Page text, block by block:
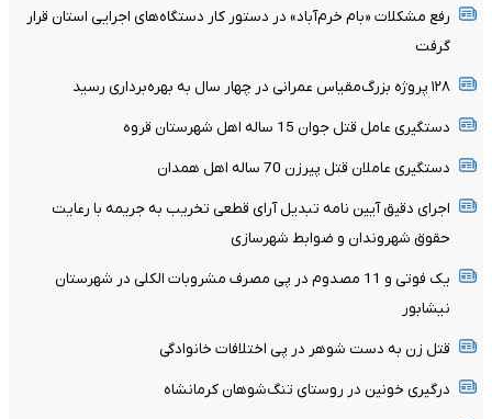
رفع مشکلات «بام خرم‌آباد» در دستور کار دستگاه‌های اجرایی استان قرار
گرفت
۱۲۸ پروژه بزرگ‌مقیاس عمرانی در چهار سال به بهره‌برداری رسید
دستگیری عامل قتل جوان 15 ساله اهل شهرستان قروه
دستگیری عاملان قتل پیرزن 70 ساله اهل همدان
اجرای دقیق آیین نامه تبدیل آرای قطعی تخریب به جریمه با رعایت
حقوق شهروندان و ضوابط شهرسازی
یک فوتی و 11 مصدوم در پی مصرف مشروبات الکلی در شهرستان
نیشابور
قتل زن به دست شوهر در پی اختلافات خانوادگی
درگیری خونین در روستای تنگ‌شوهان کرمانشاه